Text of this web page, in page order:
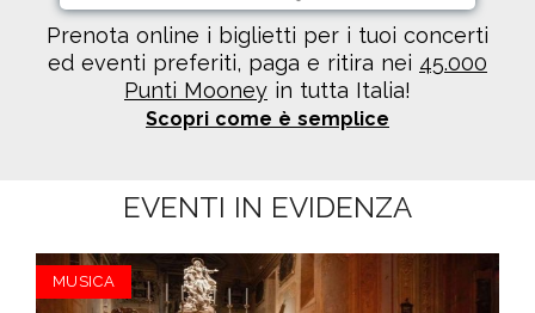
Prenota online i biglietti per i tuoi concerti
ed eventi preferiti, paga e ritira nei 45.000
Punti Mooney in tutta Italia!
Scopri come è semplice
EVENTI IN EVIDENZA
MUSICA